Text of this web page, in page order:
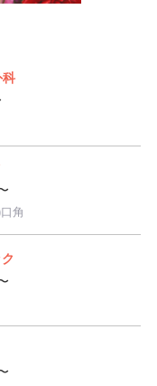
科
角